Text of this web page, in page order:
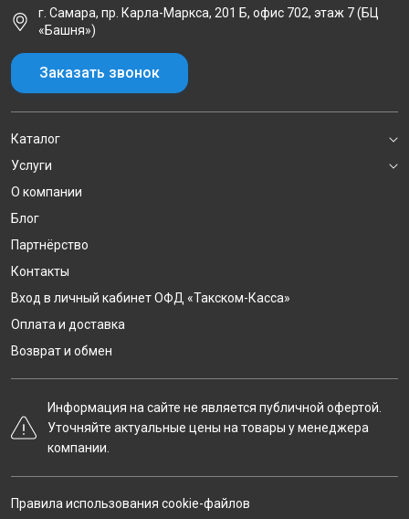
г. Самара, пр. Карла-Маркса, 201 Б, офис 702, этаж 7 (БЦ
«Башня»)
Заказать звонок
Каталог
Услуги
О компании
Блог
Партнёрство
Контакты
Вход в личный кабинет ОФД «Такском-Касса»
Оплата и доставка
Возврат и обмен
Информация на сайте не является публичной офертой.
Уточняйте актуальные цены на товары у менеджера
компании.
Правила использования cookie-файлов